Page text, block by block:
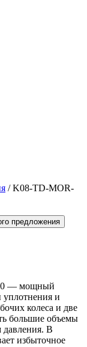
/ K08-TD-MOR-
предложения
— мощный
уплотнения и
колеса и две
большие объемы
давления. В
избыточное